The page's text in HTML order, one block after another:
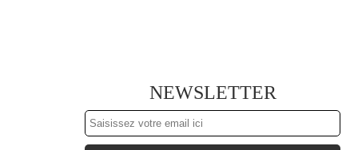
NEWSLETTER